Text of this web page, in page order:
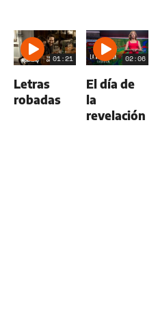
01:21
Letras
robadas
02:06
El día de
la
revelación